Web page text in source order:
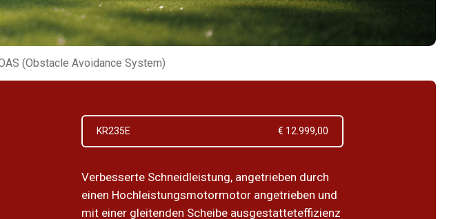
(Obstacle Avoidance System)
KR235E € 12.999,00
Verbesserte Schneidleistung, angetrieben durch
einen Hochleistungsmotormotor angetrieben und
mit einer gleitenden Scheibe ausgestatteteffizienz